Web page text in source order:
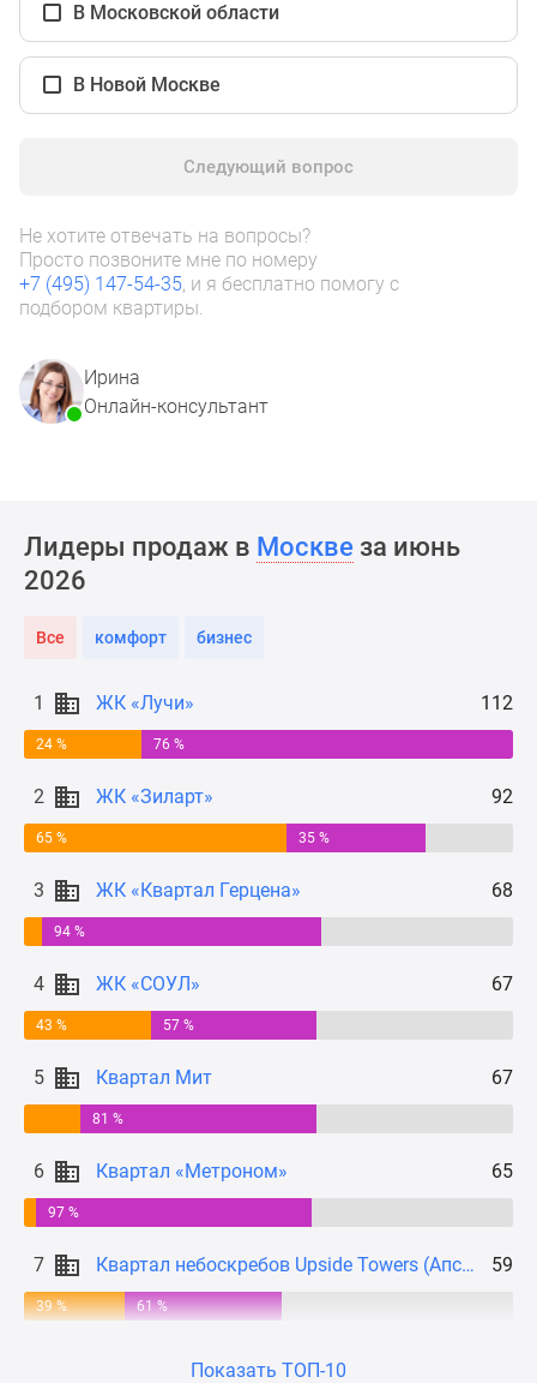
комнатные
комнатные
карте
Ипотечный
калькулятор
Семейная
ипотека
Военная
ипотека
Новости
недвижимости
эксперта
рынка
Покупателю
Экспертиза
новостроек
Эксперты
проекте
Реклама
сайте
Дзен
Машино-
места
Апартаменты
#траншевая
#рассрочка
ИТ-
В Московской области
В Новой Москве
Следующий вопрос
Не хотите отвечать на вопросы?
Просто позвоните мне по номеру
+7 (495) 147-54-35, и я бесплатно помогу с
подбором квартиры.
Ирина
Онлайн-консультант
Лидеры продаж в Москве за июнь
2026
Все комфорт бизнес
1 ЖК «Лучи» 112
24 % 76 %
2 ЖК «Зиларт» 92
65 % 35 %
3 ЖК «Квартал Герцена» 68
94 %
4 ЖК «СОУЛ» 67
43 % 57 %
5 Квартал Мит 67
81 %
6 Квартал «Метроном» 65
97 %
7 Квартал небоскребов Upside Towers (Апсайд Тауерс) 59
39 % 61 %
Показать ТОП-10